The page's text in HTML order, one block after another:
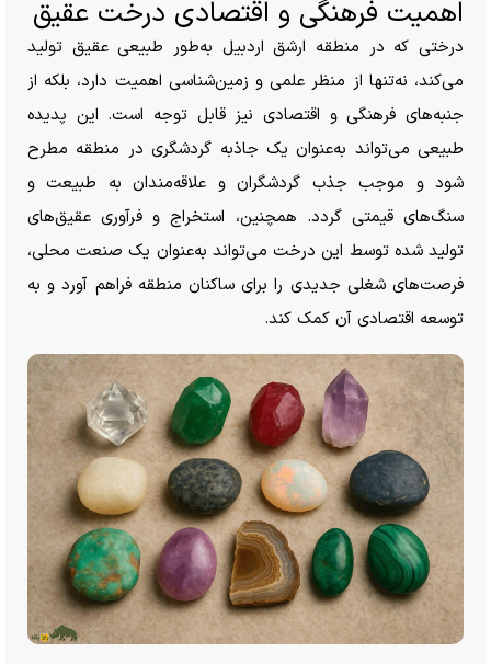
اهمیت فرهنگی و اقتصادی درخت عقیق
درختی که در منطقه ارشق اردبیل به‌طور طبیعی عقیق تولید
می‌کند، نه‌تنها از منظر علمی و زمین‌شناسی اهمیت دارد، بلکه از
جنبه‌های فرهنگی و اقتصادی نیز قابل توجه است. این پدیده
طبیعی می‌تواند به‌عنوان یک جاذبه گردشگری در منطقه مطرح
شود و موجب جذب گردشگران و علاقه‌مندان به طبیعت و
سنگ‌های قیمتی گردد. همچنین، استخراج و فرآوری عقیق‌های
تولید شده توسط این درخت می‌تواند به‌عنوان یک صنعت محلی،
فرصت‌های شغلی جدیدی را برای ساکنان منطقه فراهم آورد و به
توسعه اقتصادی آن کمک کند.